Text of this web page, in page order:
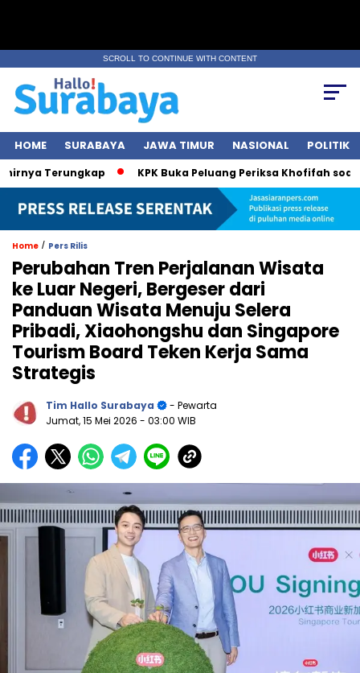
SCROLL TO CONTINUE WITH CONTENT
HOME SURABAYA JAWA TIMUR NASIONAL POLITIK
Terungkap KPK Buka Peluang Periksa Khofifah soal
Home / Pers Rilis
Perubahan Tren Perjalanan Wisata
ke Luar Negeri, Bergeser dari
Panduan Wisata Menuju Selera
Pribadi, Xiaohongshu dan Singapore
Tourism Board Teken Kerja Sama
Strategis
Tim Hallo Surabaya
- Pewarta
Jumat, 15 Mei 2026 - 03:00 WIB